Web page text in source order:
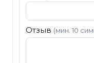
Отзыв (мин. 10